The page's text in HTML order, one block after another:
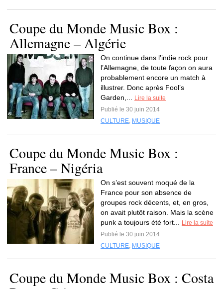
Coupe du Monde Music Box :
Allemagne – Algérie
On continue dans l’indie rock pour
l’Allemagne, de toute façon on aura
probablement encore un match à
illustrer. Donc après Fool’s
Garden,...
Lire la suite
Publié le 30 juin 2014
CULTURE, MUSIQUE
Coupe du Monde Music Box :
France – Nigéria
On s’est souvent moqué de la
France pour son absence de
groupes rock décents, et, en gros,
on avait plutôt raison. Mais la scène
punk a toujours été fort...
Lire la suite
Publié le 30 juin 2014
CULTURE, MUSIQUE
Coupe du Monde Music Box : Costa